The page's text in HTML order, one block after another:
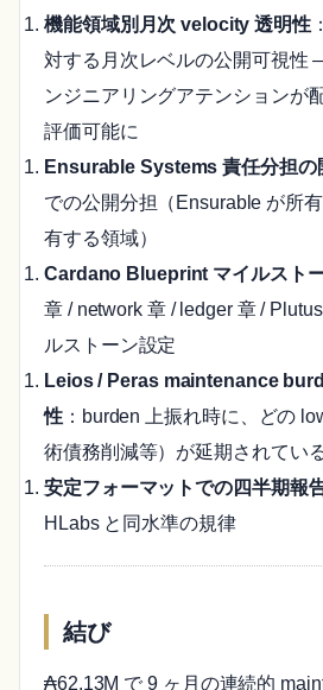
機能領域別月次 velocity 透明性
対する月次レベルの公開可視性
ンジニアリングアテンションが
評価可能に
Ensurable Systems 責任分担の
での公開分担（Ensurable が所
有する領域）
Cardano Blueprint マイルスト
章 / network 章 / ledger 章 /
ルストーン設定
Leios / Peras maintenance
性：burden 上振れ時に、どの
術債務削減等）が延期されてい
安定フォーマットでの四半期報
HLabs と同水準の規律
結び
₳62.13M で 9 ヶ月の連続的